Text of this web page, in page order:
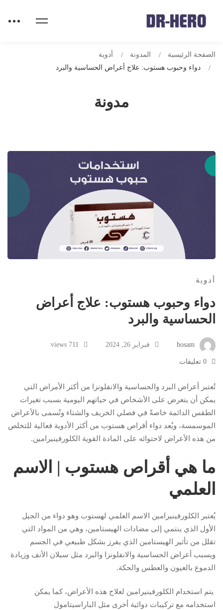
مدونة
الصفحة الرئيسية المدونة
أدوية
دواء وحبوب هستوب: علاج أعراض الحساسية والبرد
أدوية
دواء وحبوب هستوب: علاج أعراض
الحساسية والبرد
فبراير 26, 2024 711 views
0 تعليقات
تُعتبر أعراض البرد والحساسية والانفلونزا من أكثر الأمراض التي
يمكن أن يتعرض على الأشخاص في حياتهم اليومية بسبب تغيرات
الطقس الدائمة خاصةً في فصلي الخريف والشتاء وتُسمى بالأعراض
الموسمسة، ويُعد دواء أقراص هستوب من أكثر الأدوية فعالية للتخلص
من هذه الأعراض لاحتوائه على المادة القوية الكلورفينيرامين.
ما هي أقراص هستوب | الاسم
العلمي
يُعتبر الكلورفينيرامين الاسم العلمي لهستوب وهو دواء من الجيل
الأول الذي ينتمي إلى مضادات الهيستامين، وهي من المواد التي
تقلل من تأثير الهيستامين الذي يفرز بشكل طبيعي في الجسم
ويسبب أعراض الحساسية والانفلونزا والبرد مثل سيلان الأنف وزيادة
الدموع بالعيون والعطس والحكة.
يتم استخدام الكلورفينيرامين لعلاج هذه الأعراض، كما يمكن
استخدامه مع تركيبات دوائية أخرى مثل الباراسيتامول